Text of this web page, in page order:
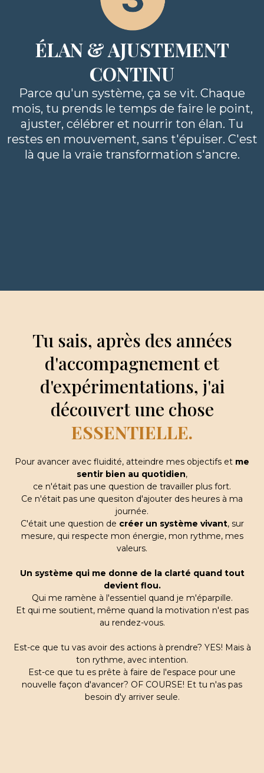
ÉLAN & AJUSTEMENT
CONTINU
Parce qu'un système, ça se vit. Chaque
mois, tu prends le temps de faire le point,
ajuster, célébrer et nourrir ton élan. Tu
restes en mouvement, sans t'épuiser. C'est
là que la vraie transformation s'ancre.
Tu sais, après des années
d'accompagnement et
d'expérimentations, j'ai
découvert une chose
ESSENTIELLE.
Pour avancer avec fluidité, atteindre mes objectifs et me
sentir bien au quotidien,
ce n'était pas une question de travailler plus fort.
Ce n'était pas une quesiton d'ajouter des heures à ma
journée.
C'était une question de créer un système vivant, sur
mesure, qui respecte mon énergie, mon rythme, mes
valeurs.
Un système qui me donne de la clarté quand tout
devient flou.
Qui me ramène à l'essentiel quand je m'éparpille.
Et qui me soutient, même quand la motivation n'est pas
au rendez-vous.
Est-ce que tu vas avoir des actions à prendre? YES! Mais à
ton rythme, avec intention.
Est-ce que tu es prête à faire de l'espace pour une
nouvelle façon d'avancer? OF COURSE! Et tu n'as pas
besoin d'y arriver seule.